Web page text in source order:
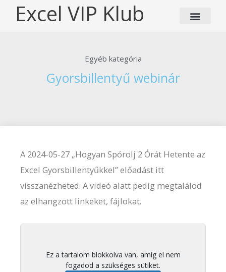
Excel VIP Klub
Egyéb kategória
Gyorsbillentyű webinár
A 2024-05-27 „Hogyan Spórolj 2 Órát Hetente az
Excel Gyorsbillentyűkkel” előadást itt
visszanézheted. A videó alatt pedig megtalálod
az elhangzott linkeket, fájlokat.
Ez a tartalom blokkolva van, amíg el nem
fogadod a szükséges sütiket.